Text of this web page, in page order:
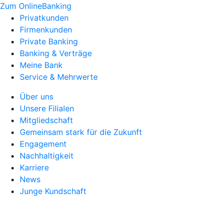
Zum OnlineBanking
Privatkunden
Firmenkunden
Private Banking
Banking & Verträge
Meine Bank
Service & Mehrwerte
Über uns
Unsere Filialen
Mitgliedschaft
Gemeinsam stark für die Zukunft
Engagement
Nachhaltigkeit
Karriere
News
Junge Kundschaft